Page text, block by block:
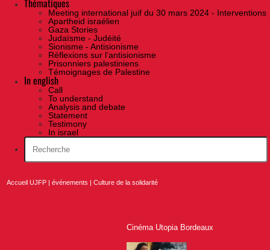
Thématiques
Meeting international juif du 30 mars 2024 - Interventions
Apartheid israélien
Gaza Stories
Judaïsme - Judéité
Sionisme - Antisionisme
Réflexions sur l’antisionisme
Prisonniers palestiniens
Témoignages de Palestine
In english
Call
To understand
Analysis and debate
Statement
Testimony
In israel
Accueil UJFP |événements |Culture de la solidarité
Cinéma Utopia Bordeaux